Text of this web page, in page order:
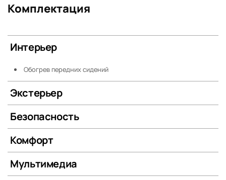
Комплектация
Интерьер
Обогрев передних сидений
Экстерьер
Безопасность
Комфорт
Мультимедиа